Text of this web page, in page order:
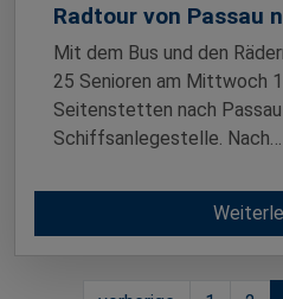
Radtour von Passau
Mit dem Bus und den
25 Senioren am Mittwoch
Seitenstetten nach Passau
Schiffsanlegestelle. Nach…